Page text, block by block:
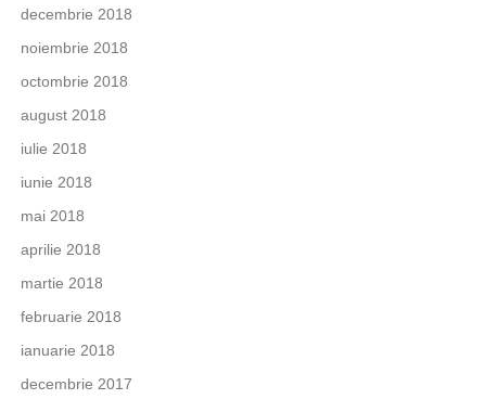
decembrie 2018
noiembrie 2018
octombrie 2018
august 2018
iulie 2018
iunie 2018
mai 2018
aprilie 2018
martie 2018
februarie 2018
ianuarie 2018
decembrie 2017